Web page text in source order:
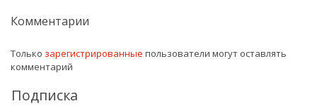
Комментарии
Только зарегистрированные пользователи могут оставлять
комментарий
Подписка